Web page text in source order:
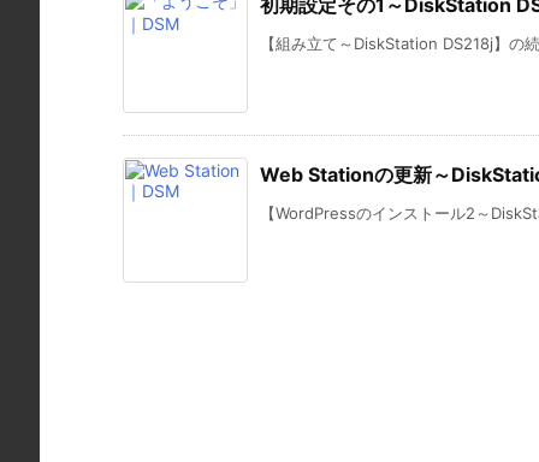
【組み立て～DiskStation DS218j】の
Web Stationの更新～
【WordPressのインストール2～